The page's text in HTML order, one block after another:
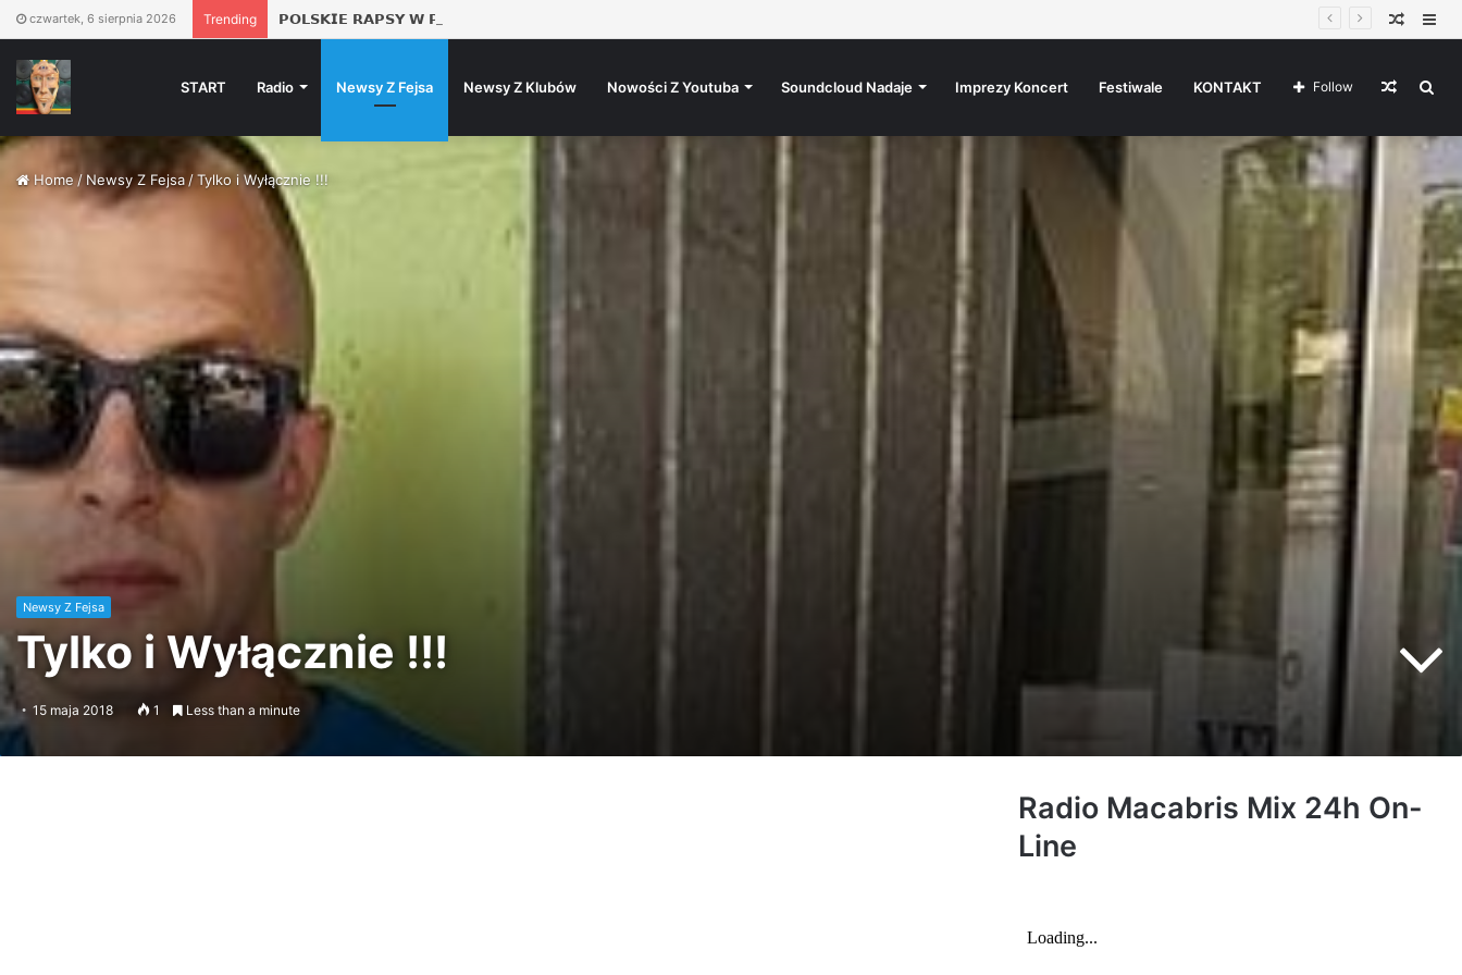
czwartek, 6 sierpnia 2026 Trending 𝗣𝗢𝗟𝗦𝗞𝗜𝗘 𝗥𝗔𝗣𝗦𝗬 𝗪 𝗣𝗟𝗘𝗡𝗘𝗥𝗞𝗨: 𝗗𝗝 𝗦𝗢𝗜𝗡𝗔 Random
START Radio Newsy Z Fejsa Newsy Z Klubów Nowości Z Youtuba Soundcloud Nadaje Imprezy Koncert Festiwale KONTAKT
for
Random
Article
Follow
Home / Newsy Z Fejsa /Tylko i Wyłącznie !!!
Newsy Z Fejsa
Tylko i Wyłącznie !!!
15 maja 2018 1 Less than a minute
Radio Macabris Mix 24h On-
Line